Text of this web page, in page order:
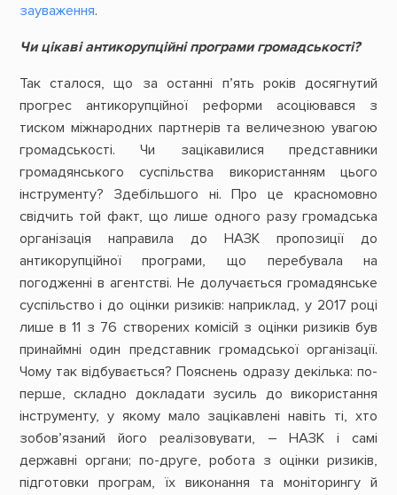
зауваження.
Чи цікаві антикорупційні програми громадськості?
Так сталося, що за останні п’ять років досягнутий
прогрес антикорупційної реформи асоціювався з
тиском міжнародних партнерів та величезною увагою
громадськості. Чи зацікавилися представники
громадянського суспільства використанням цього
інструменту? Здебільшого ні. Про це красномовно
свідчить той факт, що лише одного разу громадська
організація направила до НАЗК пропозиції до
антикорупційної програми, що перебувала на
погодженні в агентстві. Не долучається громадянське
суспільство і до оцінки ризиків: наприклад, у 2017 році
лише в 11 з 76 створених комісій з оцінки ризиків був
принаймні один представник громадської організації.
Чому так відбувається? Пояснень одразу декілька: по-
перше, складно докладати зусиль до використання
інструменту, у якому мало зацікавлені навіть ті, хто
зобов’язаний його реалізовувати, – НАЗК і самі
державні органи; по-друге, робота з оцінки ризиків,
підготовки програм, їх виконання та моніторингу й